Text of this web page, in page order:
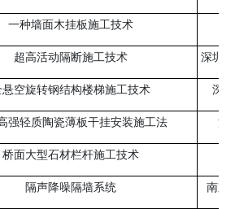
一种墙面木挂板施工技术
超高活动隔断施工技术 深圳
悬空旋转钢结构楼梯施工技术 深
强轻质陶瓷薄板干挂安装施工法 深
桥面大型石材栏杆施工技术
隔声降噪隔墙系统 南京